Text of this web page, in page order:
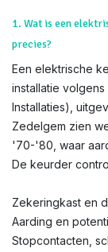
1. Wat is een
precies?
Een elektrische
installatie volgens
Installaties),
Zedelgem zien
'70-'80, waar
De keurder
Zekeringkast en
Aarding en
Stopcontacten,